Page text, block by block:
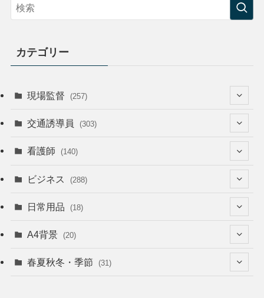
カテゴリー
現場監督 (257)
(52)
(74)
交通誘導員 (303)
(64)
(53)
看護師 (140)
(53)
(36)
ビジネス (288)
(120)
(12)
(49)
(8)
日常用品 (18)
(13)
A4背景 (20)
(5)
春夏秋冬・季節 (31)